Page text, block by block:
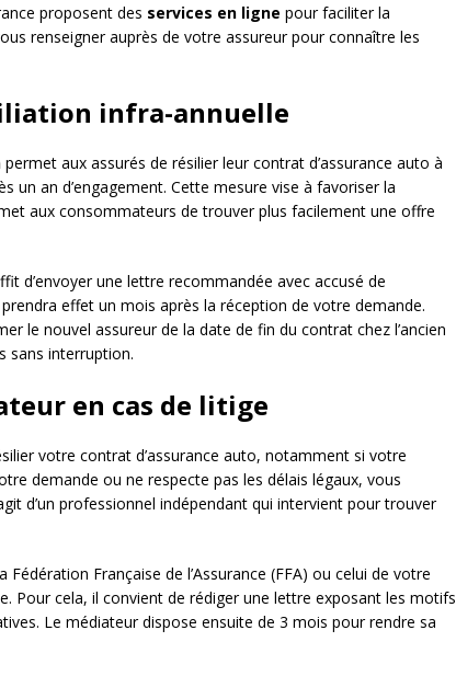
proposent des services en ligne pour faciliter la
renseigner auprès de votre assureur pour connaître les
infra-annuelle
permet aux assurés de résilier leur contrat d’assurance auto à
an d’engagement. Cette mesure vise à favoriser la
aux consommateurs de trouver plus facilement une offre
d’envoyer une lettre recommandée avec accusé de
effet un mois après la réception de votre demande.
le nouvel assureur de la date de fin du contrat chez l’ancien
sans interruption.
en cas de litige
votre contrat d’assurance auto, notamment si votre
demande ou ne respecte pas les délais légaux, vous
d’un professionnel indépendant qui intervient pour trouver
Française de l’Assurance (FFA) ou celui de votre
Pour cela, il convient de rédiger une lettre exposant les motifs
Le médiateur dispose ensuite de 3 mois pour rendre sa